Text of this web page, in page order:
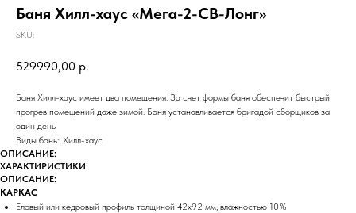
Баня Хилл-хаус «Мега-2-СВ-Лонг»
SKU:
529990,00 р.
Баня Хилл-хаус имеет два помещения. За счет формы баня обеспечит быстрый
прогрев помещений даже зимой. Баня устанавливается бригадой сборщиков за
один день
Виды бань:: Хилл-хаус
ОПИСАНИЕ:
ХАРАКТИРИСТИКИ:
ОПИСАНИЕ:
КАРКАС
Еловый или кедровый профиль толщиной 42х92 мм, влажностью 10%